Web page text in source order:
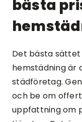
bästa
Det bästa
hemstädning är
städföretag.
och be om
uppfattning om